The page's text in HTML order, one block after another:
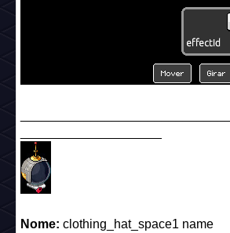
Nome: clothing_hat_space1 name